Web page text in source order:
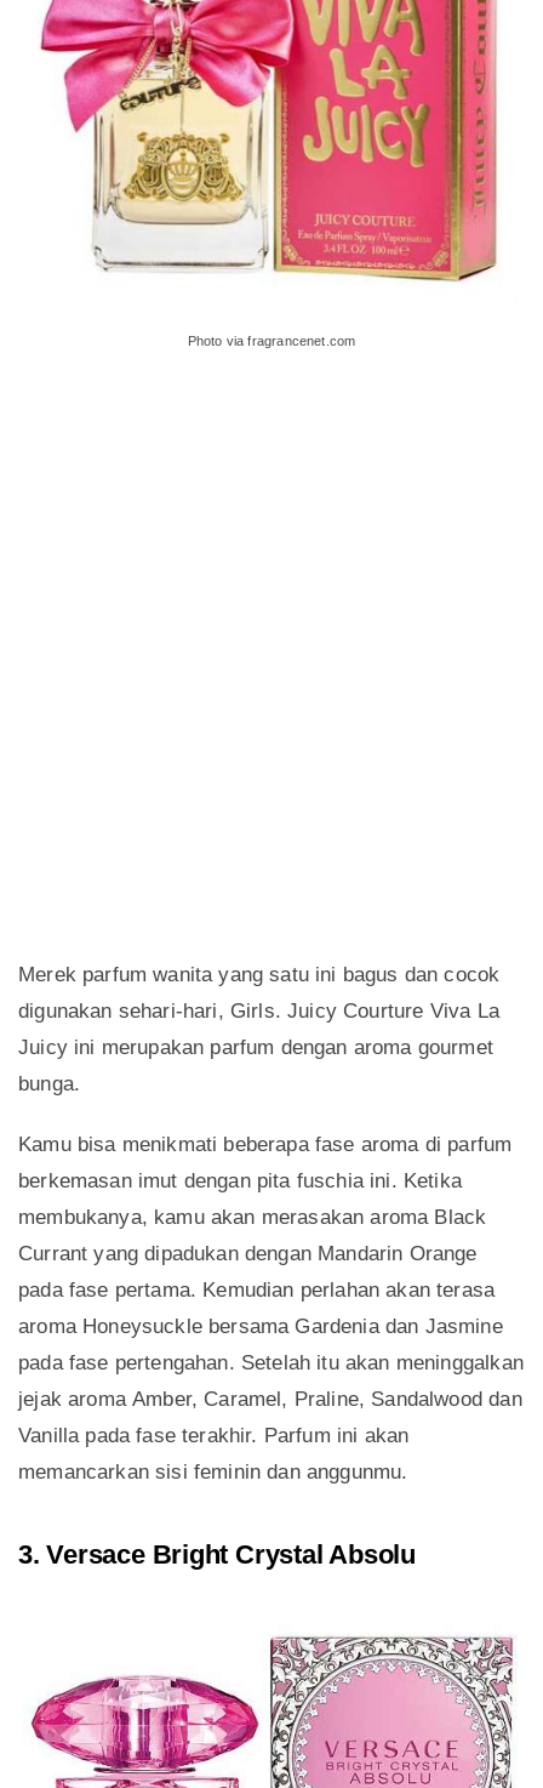
Photo via fragrancenet.com
Merek parfum wanita yang satu ini bagus dan cocok
digunakan sehari-hari, Girls. Juicy Courture Viva La
Juicy ini merupakan parfum dengan aroma gourmet
bunga.
Kamu bisa menikmati beberapa fase aroma di parfum
berkemasan imut dengan pita fuschia ini. Ketika
membukanya, kamu akan merasakan aroma Black
Currant yang dipadukan dengan Mandarin Orange
pada fase pertama. Kemudian perlahan akan terasa
aroma Honeysuckle bersama Gardenia dan Jasmine
pada fase pertengahan. Setelah itu akan meninggalkan
jejak aroma Amber, Caramel, Praline, Sandalwood dan
Vanilla pada fase terakhir. Parfum ini akan
memancarkan sisi feminin dan anggunmu.
3. Versace Bright Crystal Absolu